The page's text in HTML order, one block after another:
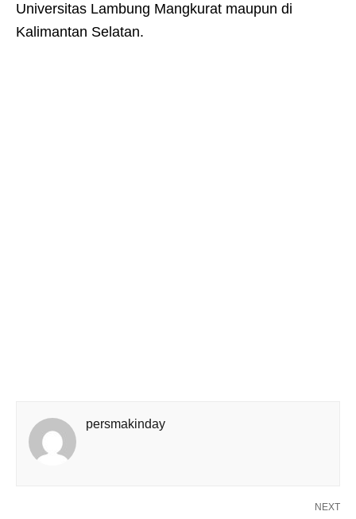
Universitas Lambung Mangkurat maupun di
Kalimantan Selatan.
persmakinday
NEXT